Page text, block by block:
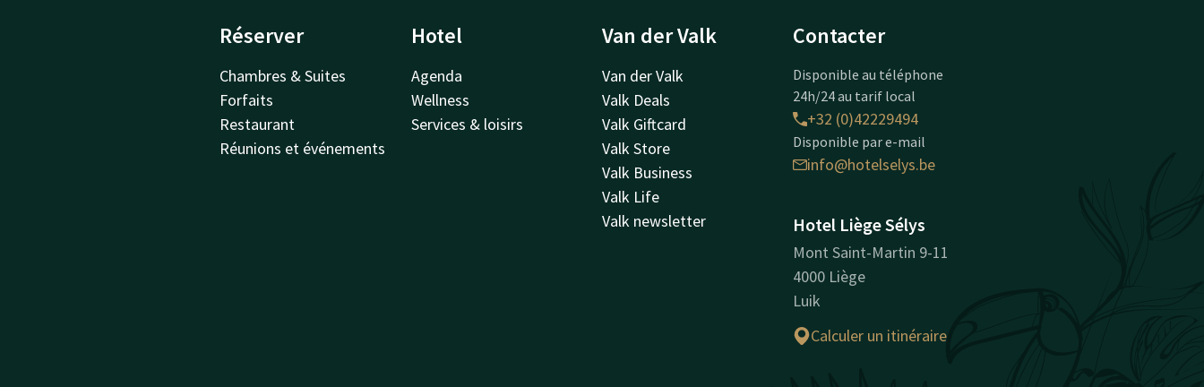
Réserver
Chambres & Suites
Forfaits
Restaurant
Réunions et événements
Hotel
Agenda
Wellness
Services & loisirs
Van der Valk
Van der Valk
Valk Deals
Valk Giftcard
Valk Store
Valk Business
Valk Life
Valk newsletter
Contacter
Disponible au téléphone
24h/24 au tarif local
+32 (0)42229494
Disponible par e-mail
info@hotelselys.be
Hotel Liège Sélys
Mont Saint-Martin 9-11
4000 Liège
Luik
Calculer un itinéraire